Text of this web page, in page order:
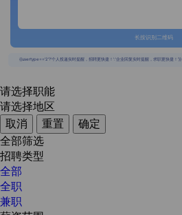
长按识别二维码
{{usertype=='2'?'个人投递实时提醒，招聘更快捷！':'企业回复实时提醒，求职更快捷！'}}
请选择职能
请选择地区
取消
重置
确定
全部筛选
招聘类型
全部
全职
兼职